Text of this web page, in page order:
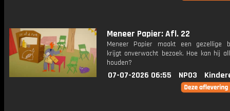
Meneer Papier: Afl. 22
Meneer Papier maakt een gezellige
krijgt onverwacht bezoek. Hoe kan hij
houden?
07-07-2026 06:55 NPO3